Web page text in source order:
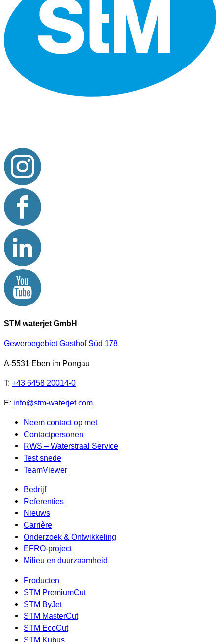
STM waterjet GmbH
Gewerbegebiet Gasthof Süd 178
A-5531 Eben im Pongau
T: +43 6458 20014-0
E: info@stm-waterjet.com
Neem contact op met
Contactpersonen
RWS – Waterstraal Service
Test snede
TeamViewer
Bedrijf
Referenties
Nieuws
Carrière
Onderzoek & Ontwikkeling
EFRO-project
Milieu en duurzaamheid
Producten
STM PremiumCut
STM ByJet
STM MasterCut
STM EcoCut
STM Kubus